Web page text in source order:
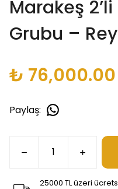
Marakeş
Grubu –
₺ 76,000.00
Paylaş:
25000 TL üzeri